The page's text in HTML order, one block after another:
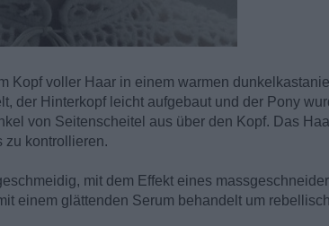
Kopf voller Haar in einem warmen
der Hinterkopf leicht aufgebaut und der Pony
von Seitenscheitel aus über den Kopf. Das
zu kontrollieren.
mit dem Effekt eines
einem glättenden Serum behandelt um